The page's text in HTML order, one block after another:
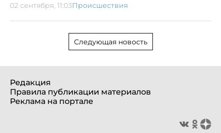
02 сентября, 11:03Происшествия
Следующая новость
Редакция
Правила публикации материалов
Реклама на портале